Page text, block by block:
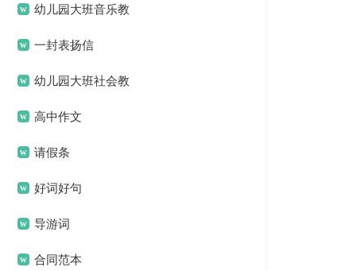
名言名句汇总79句
幼儿园大班音乐教
案(汇编15篇)
一封表扬信
幼儿园大班社会教
案集锦15篇
高中作文
请假条
好词好句
导游词
合同范本